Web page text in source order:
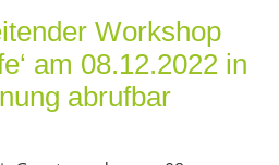
Workshop
am 08.12.2022 in
abrufbar